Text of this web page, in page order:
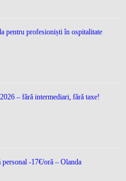
pentru profesioniști în ospitalitate
– fără intermediari, fără taxe!
personal -17€/oră – Olanda